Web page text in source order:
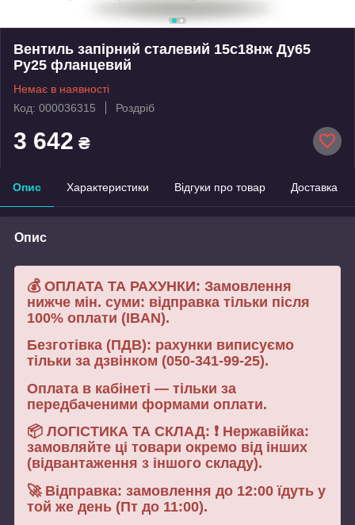
Вентиль запірний сталевий 15с18нж Ду65
Ру25 фланцевий
Немає в наявності
Код: 000036315
Роздріб
3 642 ₴
Опис Характеристики Відгуки про товар Доставка
Опис
💰 ОПЛАТА ТА РАХУНКИ: Замовлення
нижче мін. суми: відправка тільки після
100% оплати (IBAN).
Безготівка (ПДВ): рахунки виписуємо
тільки за дзвінком (050-341-99-25).
Оплата в кабінеті — тільки за
передбаченими формами оплати.
📦 ЛОГІСТИКА ТА СКЛАД: ❗ Нержавійка:
замовляйте ці товари окремо від інших
(відвантаження з іншого складу).
🚀 Відправка: замовлення до 12:00 їдуть у
той же день (Пт до 11:00).